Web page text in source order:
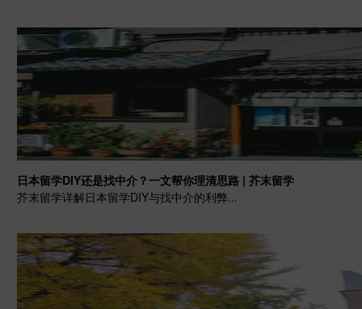
日本留学DIY还是找中介？一文帮你理清思路 | 芥末留学
芥末留学详解日本留学DIY与找中介的利弊...